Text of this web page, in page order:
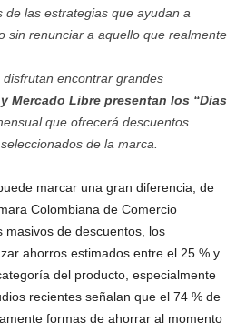
de las estrategias que ayudan a
sin renunciar a aquello que realmente
encontrar grandes
y Mercado Libre presentan los “Días
que ofrecerá descuentos
de la marca.
marcar una gran diferencia, de
Colombiana de Comercio
masivos de descuentos, los
ahorros estimados entre el 25 % y
del producto, especialmente
recientes señalan que el 74 % de
formas de ahorrar al momento